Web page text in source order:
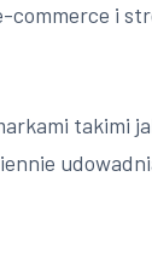
commerce i
takimi